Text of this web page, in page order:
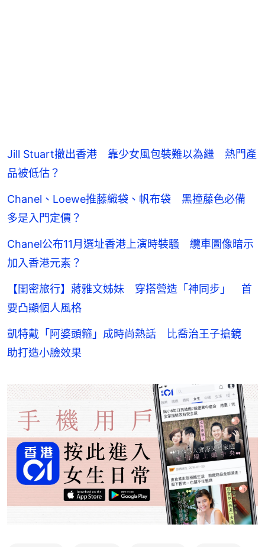
Jill Stuart撤出香港 靠少女風包裝難以為繼 熱門產
品被低估？
Chanel、Loewe推藤織袋、帆布袋 黑撞藤色必備
多是入門定價？
Chanel公布11月選址香港上演時裝騷 纜車圖像暗示
加入香港元素？
【閨密旅行】蔣雅文姊妹 穿搭營造「神同步」 首
要凸顯個人風格
凱特戴「阿婆頭箍」成時尚熱話 比喬治王子搶鏡
助打造小臉效果